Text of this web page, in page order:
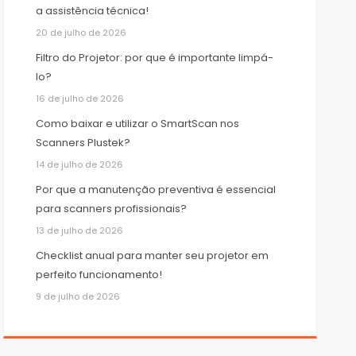
a assistência técnica!
20 de julho de 2026
Filtro do Projetor: por que é importante limpá-
lo?
16 de julho de 2026
Como baixar e utilizar o SmartScan nos
Scanners Plustek?
14 de julho de 2026
Por que a manutenção preventiva é essencial
para scanners profissionais?
13 de julho de 2026
Checklist anual para manter seu projetor em
perfeito funcionamento!
9 de julho de 2026